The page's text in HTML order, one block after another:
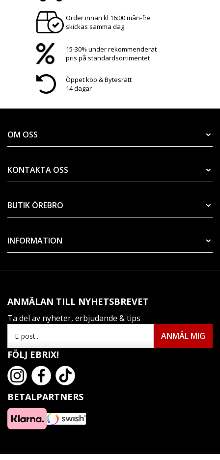
Order innan kl 16:00 mån-fre
skickas samma dag
15-30% under rekommenderat
pris på standardsortimentet
Öppet köp & Bytesrätt
14 dagar
OM OSS
KONTAKTA OSS
BUTIK ÖREBRO
INFORMATION
ANMÄLAN TILL NYHETSBREVET
Ta del av nyheter, erbjudande & tips
FÖLJ EBRIX!
BETALPARTNERS